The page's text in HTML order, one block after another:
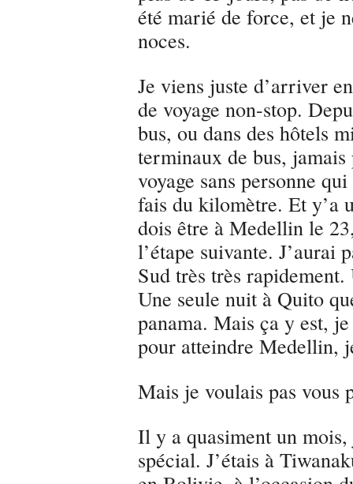
été marié de force, et je
noces.
Je viens juste d’arriver
de voyage non-stop.
bus, ou dans des hôtels
terminaux de bus,
voyage sans personne
fais du kilomètre. Et y’a
dois être à Medellin le
l’étape suivante. J’aurai
Sud très très
Une seule nuit à Quito
panama. Mais ça y est,
pour atteindre Medellin,
Mais je voulais pas vous
Il y a quasiment un
spécial. J’étais à